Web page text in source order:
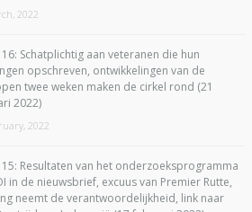
2022
Schatplichtig aan veteranen die hun
opschreven, ontwikkelingen van de
twee weken maken de cirkel rond (21
2022)
2022
Resultaten van het onderzoeksprogramma
in de nieuwsbrief, excuus van Premier Rutte,
neemt de verantwoordelijkheid, link naar